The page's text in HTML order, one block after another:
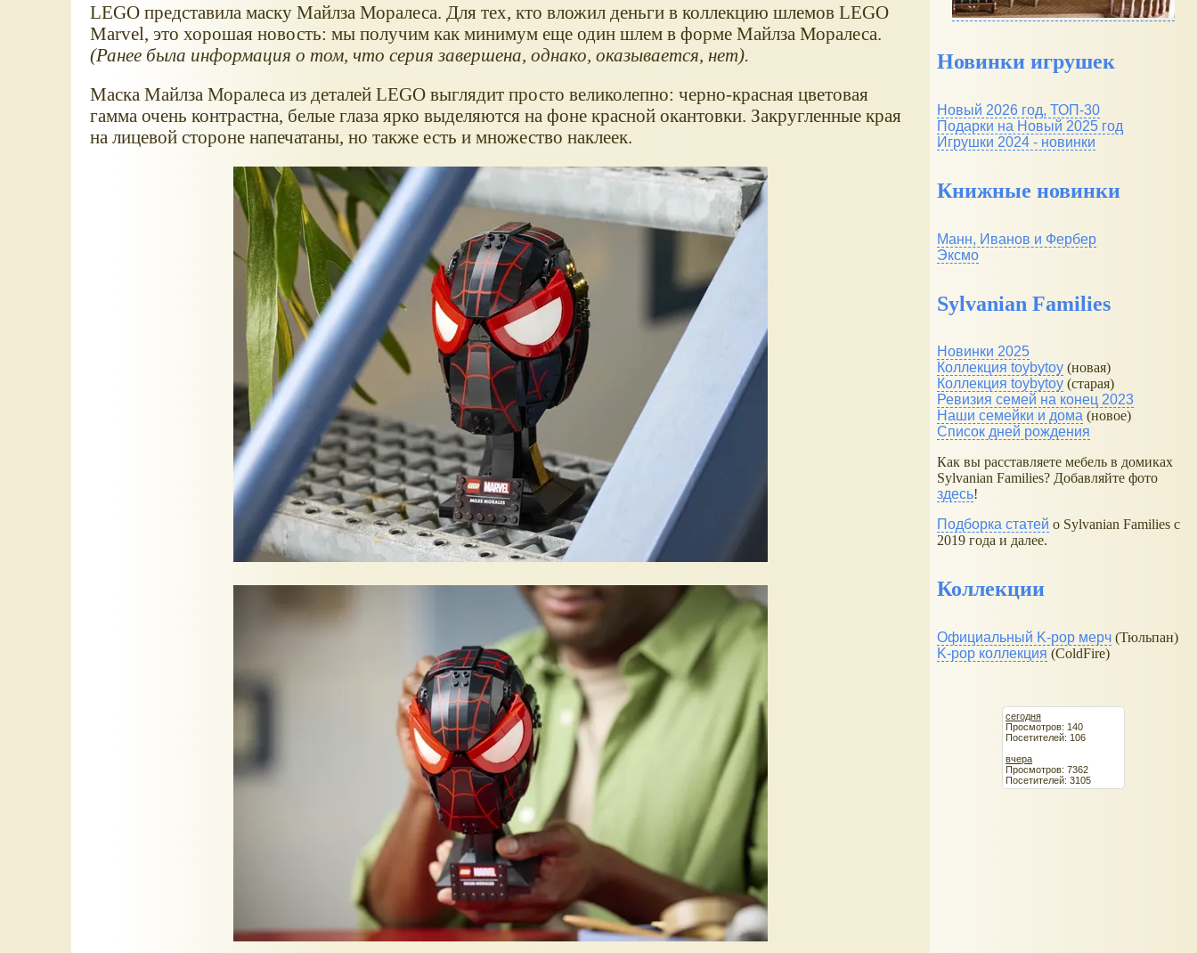
LEGO представила маску Майлза Моралеса. Для тех, кто вложил деньги в коллекцию шлемов LEGO
Marvel, это хорошая новость: мы получим как минимум еще один шлем в форме Майлза Моралеса.
(Ранее была информация о том, что серия завершена, однако, оказывается, нет).
Маска Майлза Моралеса из деталей LEGO выглядит просто великолепно: черно-красная цветовая
гамма очень контрастна, белые глаза ярко выделяются на фоне красной окантовки. Закругленные края
на лицевой стороне напечатаны, но также есть и множество наклеек.
Новинки игрушек
Новый 2026 год, ТОП-30
Подарки на Новый 2025 год
Игрушки 2024 - новинки
Книжные новинки
Манн, Иванов и Фербер
Эксмо
Sylvanian Families
Новинки 2025
Коллекция toybytoy (новая)
Коллекция toybytoy (старая)
Ревизия семей на конец 2023
Наши семейки и дома (новое)
Список дней рождения
Как вы расставляете мебель в домиках
Sylvanian Families? Добавляйте фото
здесь!
Подборка статей о Sylvanian Families с
2019 года и далее.
Коллекции
Официальный K-pop мерч (Тюльпан)
K-pop коллекция (ColdFire)
сегодня
Просмотров: 140
Посетителей: 106
вчера
Просмотров: 7362
Посетителей: 3105